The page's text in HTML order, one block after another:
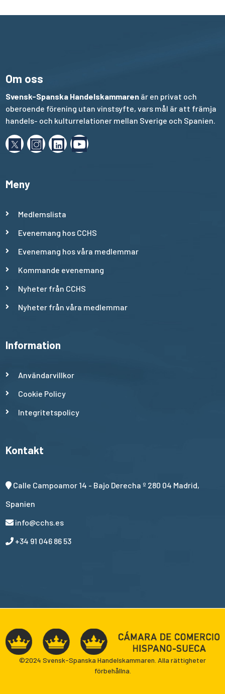
Om oss
Svensk-Spanska Handelskammaren är en privat och
oberoende förening utan vinstsyfte, vars mål är att främja
handels- och kulturrelationer mellan Sverige och Spanien.
Meny
Medlemslista
Evenemang hos CCHS
Evenemang hos våra medlemmar
Kommande evenemang
Nyheter från CCHS
Nyheter från våra medlemmar
Information
Användarvillkor
Cookie Policy
Integritetspolicy
Kontakt
Calle Campoamor 14 - Bajo Derecha º 280 04 Madrid,
Spanien
info@cchs.es
+34 91 046 86 53
©2024 Svensk-Spanska Handelskammaren. Alla rättigheter
förbehållna.